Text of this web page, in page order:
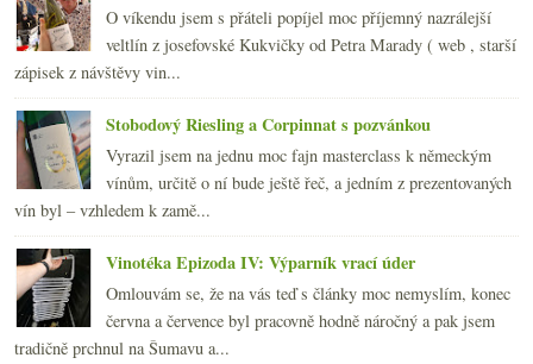
O víkendu jsem s přáteli popíjel moc příjemný nazrálejší
veltlín z josefovské Kukvičky od Petra Marady ( web , starší
zápisek z návštěvy vin...
Stobodový Riesling a Corpinnat s pozvánkou
Vyrazil jsem na jednu moc fajn masterclass k německým
vínům, určitě o ní bude ještě řeč, a jedním z prezentovaných
vín byl – vzhledem k zamě...
Vinotéka Epizoda IV: Výparník vrací úder
Omlouvám se, že na vás teď s články moc nemyslím, konec
června a července byl pracovně hodně náročný a pak jsem
tradičně prchnul na Šumavu a...